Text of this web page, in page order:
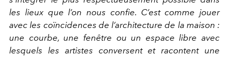
les lieux que l’on nous confie. C’est comme jouer
avec les coïncidences de l’architecture de la maison :
une courbe, une fenêtre ou un espace libre avec
lesquels les artistes conversent et racontent une